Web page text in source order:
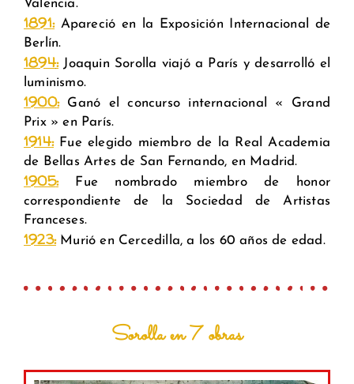
Valencia.
1891:Apareció en la Exposición Internacional de
Berlín.
1894: Joaquin Sorolla viajó a París y desarrolló el
luminismo.
1900:
Ganó el concurso internacional « Grand
Prix » en París.
1914: Fue elegido miembro de la Real Academia
de Bellas Artes de San Fernando, en Madrid.
1905:
Fue nombrado miembro de honor
correspondiente de la Sociedad de Artistas
Franceses.
1923: Murió en Cercedilla,a los 60 años de edad.
Sorolla en 7 obras